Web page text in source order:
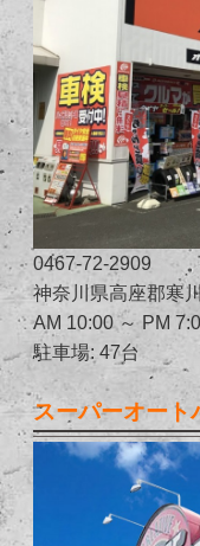
0467-72-2909
神奈川県高座郡寒
AM 10:00 ～ PM
駐車場: 47台
スーパーオート